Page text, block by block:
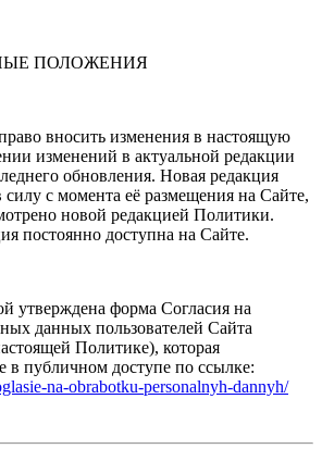
ПОЛОЖЕНИЯ
вносить изменения в настоящую
изменений в актуальной редакции
обновления. Новая редакция
с момента её размещения на Сайте,
новой редакцией Политики.
постоянно доступна на Сайте.
утверждена форма Согласия на
данных пользователей Сайта
Политике), которая
в публичном доступе по ссылке:
na-obrabotku-personalnyh-dannyh/